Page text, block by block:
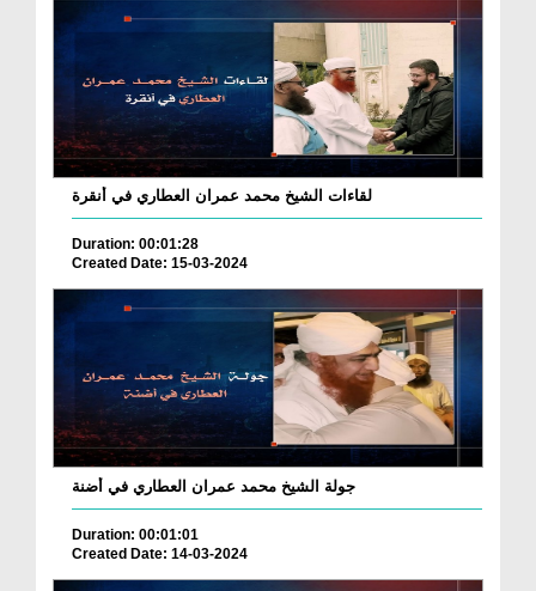
لقاءات الشيخ محمد عمران العطاري في أنقرة
Duration: 00:01:28
Created Date: 15-03-2024
جولة الشيخ محمد عمران العطاري في أضنة
Duration: 00:01:01
Created Date: 14-03-2024